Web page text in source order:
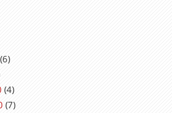
(6)
(4)
(7)